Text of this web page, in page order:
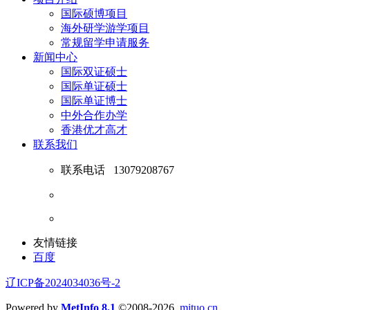
国际硕博项目
海外研学游学项目
常规留学申请服务
新闻中心
国际双证硕士
国际单证硕士
国际单证博士
中外合作办学
香港优才高才
联系我们
联系电话 13079208767
友情链接
百度
辽ICP备2024034036号-2